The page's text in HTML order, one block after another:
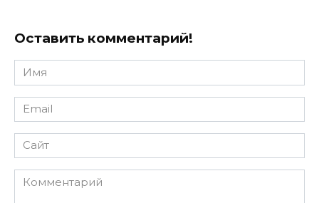
Оставить комментарий!
Имя
*
Email
*
Сайт
Комментарий